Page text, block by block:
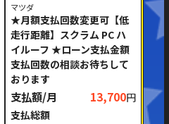
マツダ
★月額支払回数変更可【低
走行距離】スクラム PC ハ
イルーフ ★ローン支払金額
支払回数の相談お待ちして
おります
支払額/月 13,700円
支払総額